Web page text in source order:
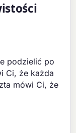
podzielić po
Ci, że każda
mówi Ci, że